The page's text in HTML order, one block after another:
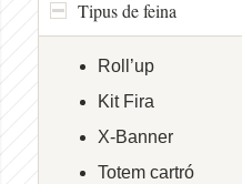
Tipus de feina
Roll’up
Kit Fira
X-Banner
Totem cartró